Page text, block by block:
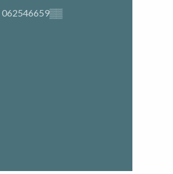
062546659▒▒